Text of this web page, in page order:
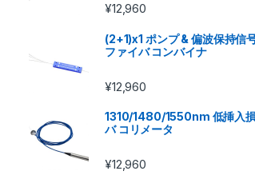
¥12,960
(2+1)x1 ポンプ & 偏波保持信
ファイバ コンバイナ
¥12,960
1310/1480/1550nm 低挿入
バ コリメータ
¥12,960